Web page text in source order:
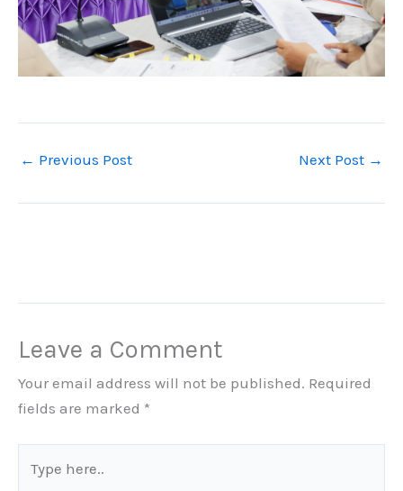
← Previous Post Next Post →
Leave a Comment
Your email address will not be published. Required
fields are marked *
here..